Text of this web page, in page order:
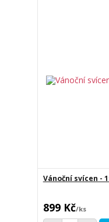
Vánoční svícen -
899 Kč/ks